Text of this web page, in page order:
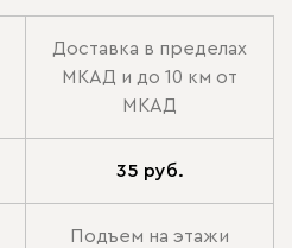
Доставка в пределах
МКАД и до 10 км от
МКАД
35 руб.
Подъем на этажи